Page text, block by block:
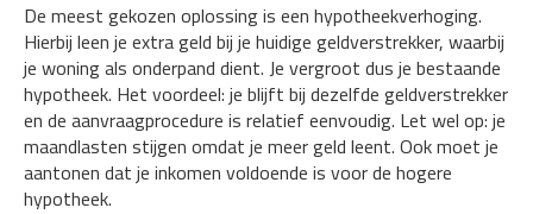
De meest gekozen oplossing is een hypotheekverhoging.
Hierbij leen je extra geld bij je huidige geldverstrekker, waarbij
je woning als onderpand dient. Je vergroot dus je bestaande
hypotheek. Het voordeel: je blijft bij dezelfde geldverstrekker
en de aanvraagprocedure is relatief eenvoudig. Let wel op: je
maandlasten stijgen omdat je meer geld leent. Ook moet je
aantonen dat je inkomen voldoende is voor de hogere
hypotheek.